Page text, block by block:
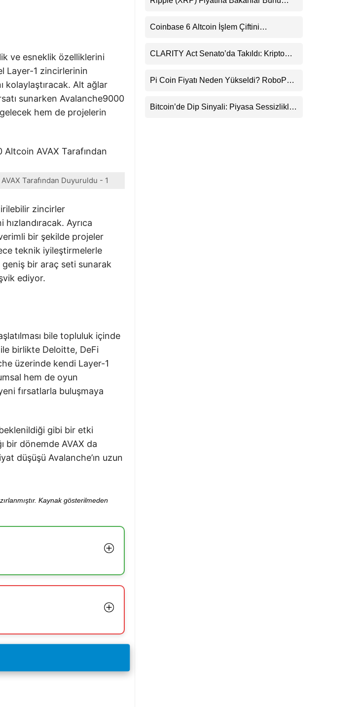
ve esneklik özelliklerini
Layer-1 zincirlerinin
kolaylaştıracak. Alt ağlar
sunarken Avalanche9000
hem de projelerin
Tarafından Duyuruldu - 1
zincirler
Ayrıca
bir şekilde projeler
teknik iyileştirmelerle
geniş bir araç seti sunarak
ediyor.
bile topluluk içinde
birlikte Deloitte, DeFi
üzerinde kendi Layer-1
hem de oyun
fırsatlarla buluşmaya
gibi bir etki
bir dönemde AVAX da
düşüşü Avalanche’ın uzun
Kaynak gösterilmeden
Uyarı
Coinbase 6 Altcoin İşlem Çiftini
CLARITY Act Senato’da Takıldı: Kripto
Pi Coin Fiyatı Neden Yükseldi? RoboPay
Destekledi
Bitcoin’de Dip Sinyali: Piyasa Sessizlikle